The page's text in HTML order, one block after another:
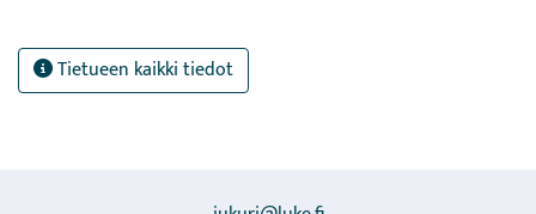
Tietueen kaikki tiedot